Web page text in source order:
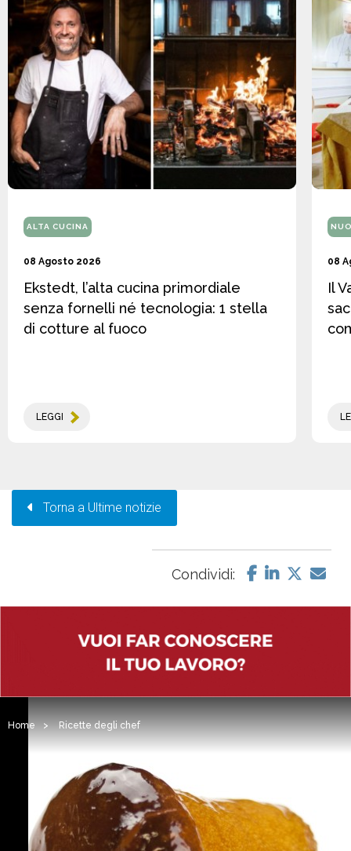
ALTA CUCINA
08 Agosto 2026
Ekstedt, l’alta cucina primordiale
senza fornelli né tecnologia: 1 stella
di cotture al fuoco
LEGGI
08
Il
Torna a Ultime notizie
Condividi:
Home > Ricette degli chef